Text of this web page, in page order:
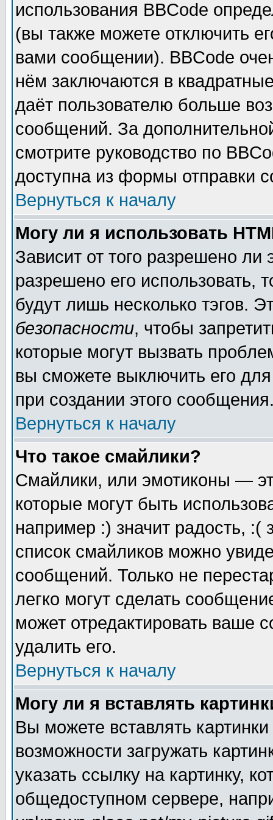
использования BBCode
(вы также можете отключить
вами сообщении). BBCode
нём заключаются в
даёт пользователю больше
сообщений. За
смотрите руководство по
доступна из формы отправки
Вернуться к началу
Могу ли я использовать
Зависит от того разрешено
разрешено его использовать,
будут лишь несколько тэгов.
безопасности, чтобы
которые могут вызвать
вы сможете выключить его
при создании этого
Вернуться к началу
Что такое смайлики?
Смайлики, или эмотиконы —
которые могут быть
например :) значит радость, :(
список смайликов можно
сообщений. Только не
легко могут сделать
может отредактировать ваше
удалить его.
Вернуться к началу
Могу ли я вставлять
Вы можете вставлять
возможности загружать
указать ссылку на картинку,
общедоступном сервере,